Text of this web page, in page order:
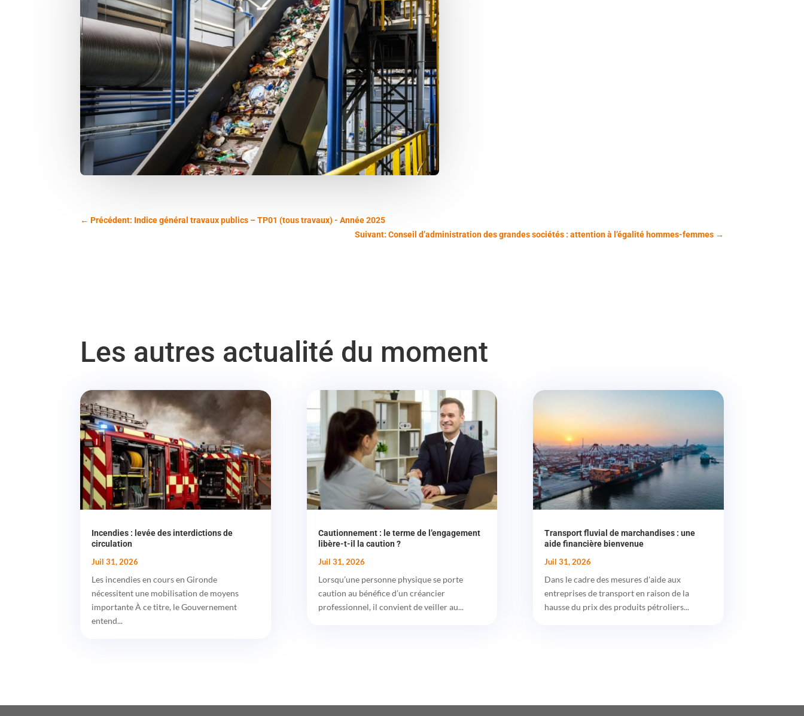
←Précédent: Indice général travaux publics – TP01 (tous travaux) - Année 2025
Suivant: Conseil d’administration des grandes sociétés : attention à l’égalité hommes-femmes→
Les autres actualité du moment
Incendies : levée des interdictions de
circulation
Juil 31, 2026
Les incendies en cours en Gironde
nécessitent une mobilisation de moyens
importante À ce titre, le Gouvernement
entend...
Cautionnement : le terme de l’engagement
libère-t-il la caution ?
Juil 31, 2026
Lorsqu’une personne physique se porte
caution au bénéfice d’un créancier
professionnel, il convient de veiller au...
Transport fluvial de marchandises : une
aide financière bienvenue
Juil 31, 2026
Dans le cadre des mesures d'aide aux
entreprises de transport en raison de la
hausse du prix des produits pétroliers...